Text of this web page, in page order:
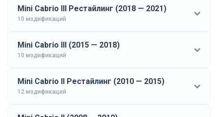
Mini Cabrio III Рестайлинг (2018 — 2021)
10 модификаций
Mini Cabrio III (2015 — 2018)
10 модификаций
Mini Cabrio II Рестайлинг (2010 — 2015)
12 модификаций